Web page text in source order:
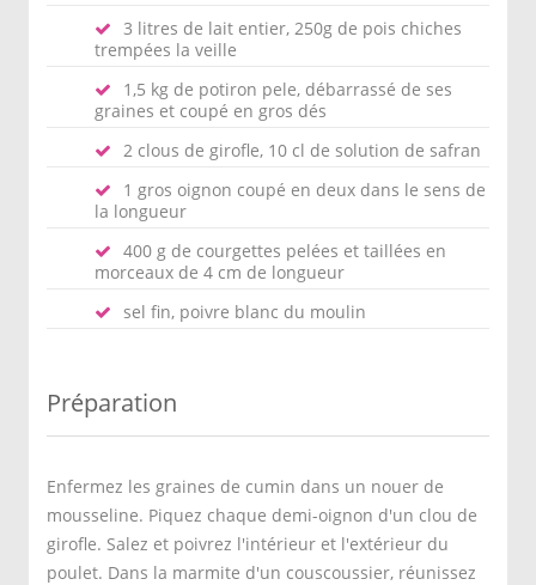
3 litres de lait entier, 250g de pois chiches
trempées la veille
1,5 kg de potiron pele, débarrassé de ses
graines et coupé en gros dés
2 clous de girofle, 10 cl de solution de safran
1 gros oignon coupé en deux dans le sens de
la longueur
400 g de courgettes pelées et taillées en
morceaux de 4 cm de longueur
sel fin, poivre blanc du moulin
Préparation
Enfermez les graines de cumin dans un nouer de
mousseline. Piquez chaque demi-oignon d'un clou de
girofle. Salez et poivrez l'intérieur et l'extérieur du
poulet. Dans la marmite d'un couscoussier, réunissez